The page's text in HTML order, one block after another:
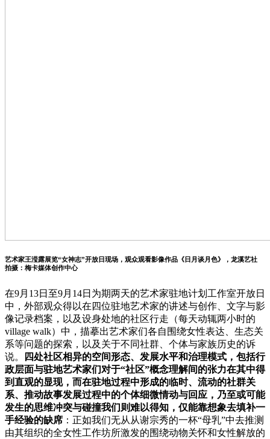
艺术家王滢露展览“女神志”开放日现场，观众观看影像作品《日月谈月色》，龙溪艺社
拍摄：梅卡媒体创作中心
在9月13日至9月14日为期两天的艺术家驻地计划工作室开放日
中，外部观众得以在四位驻地艺术家的讲述与创作、文字与影
像记录档案，以及设身处地的社区行走（每天动辄两小时的
village walk）中，描摹出艺术家们各自围绕女性表达、生态关
系等问题的探索，以及关于不同社群、个体与家族历史的诉
说。
四处社区相异的空间形态、发展水平和治理模式，包括行
政层面与驻地艺术家们对于“社区”概念理解间的张力在其中得
到直观的显现，而在驻地过程中形成的临时、流动的社群关
系、推动故事发展过程中的个体细微情动与回应，乃至或可能
发生的思维冲突与碰撞我们则难以得知，仅能靠想象去填补一
手经验的缺席 ：正如我们无从从谢宗秀的一杯“母乳”中去推测
由其组织的全女性工作坊所激发的围绕动物关怀和女性解放的